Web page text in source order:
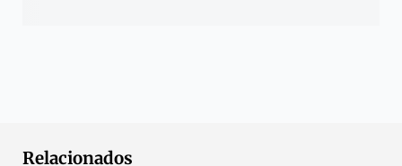
Relacionados